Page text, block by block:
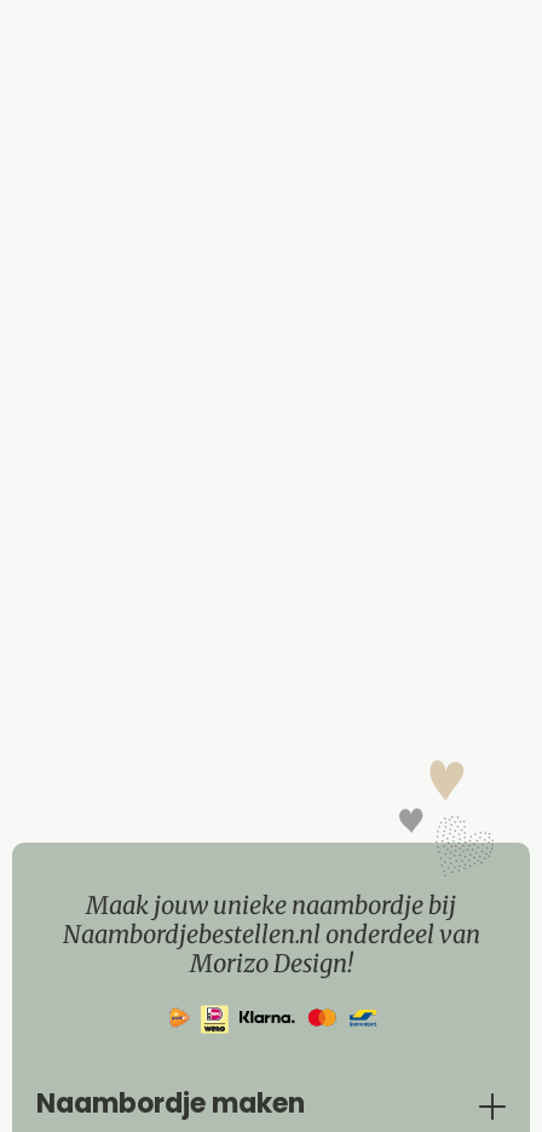
Maak jouw unieke naambordje bij
Naambordjebestellen.nl onderdeel van
Morizo Design!
Naambordje maken